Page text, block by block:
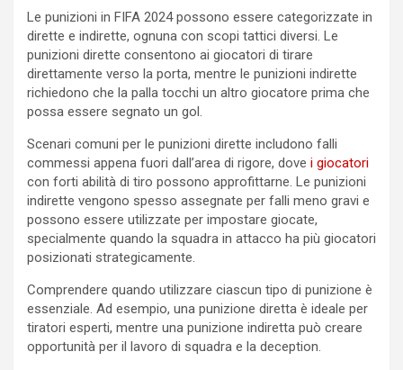
Le punizioni in FIFA 2024 possono essere categorizzate in
dirette e indirette, ognuna con scopi tattici diversi. Le
punizioni dirette consentono ai giocatori di tirare
direttamente verso la porta, mentre le punizioni indirette
richiedono che la palla tocchi un altro giocatore prima che
possa essere segnato un gol.
Scenari comuni per le punizioni dirette includono falli
commessi appena fuori dall’area di rigore, dove i giocatori
con forti abilità di tiro possono approfittarne. Le punizioni
indirette vengono spesso assegnate per falli meno gravi e
possono essere utilizzate per impostare giocate,
specialmente quando la squadra in attacco ha più giocatori
posizionati strategicamente.
Comprendere quando utilizzare ciascun tipo di punizione è
essenziale. Ad esempio, una punizione diretta è ideale per
tiratori esperti, mentre una punizione indiretta può creare
opportunità per il lavoro di squadra e la deception.